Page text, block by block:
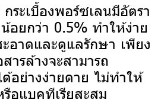
กระเบื้องพอร์ซเลนมีอัตรา
อยกว่า 0.5% ทำให้ง่าย
อาดและดูแลรักษา เพียง
ารล้างจะสามารถ
อย่างง่ายดาย ไม่ทำให้
อแบคทีเรียสะสม